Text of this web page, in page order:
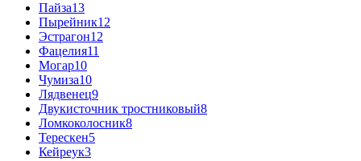
Пайза13
Пырейник12
Эстрагон12
Фацелия11
Могар10
Чумиза10
Лядвенец9
Двукисточник тростниковый8
Ломкоколосник8
Терескен5
Кейреук3